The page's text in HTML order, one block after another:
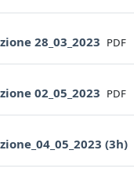
28_03_2023 File
PDF
02_05_2023 File
PDF
(3h)